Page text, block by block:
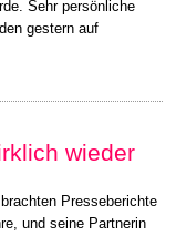
Sehr persönliche
gestern auf
wieder
Presseberichte
und seine Partnerin